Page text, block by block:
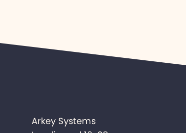
Arkey Systems